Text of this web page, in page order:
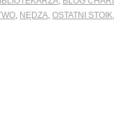
, NĘDZA, OSTATNI STOIK,